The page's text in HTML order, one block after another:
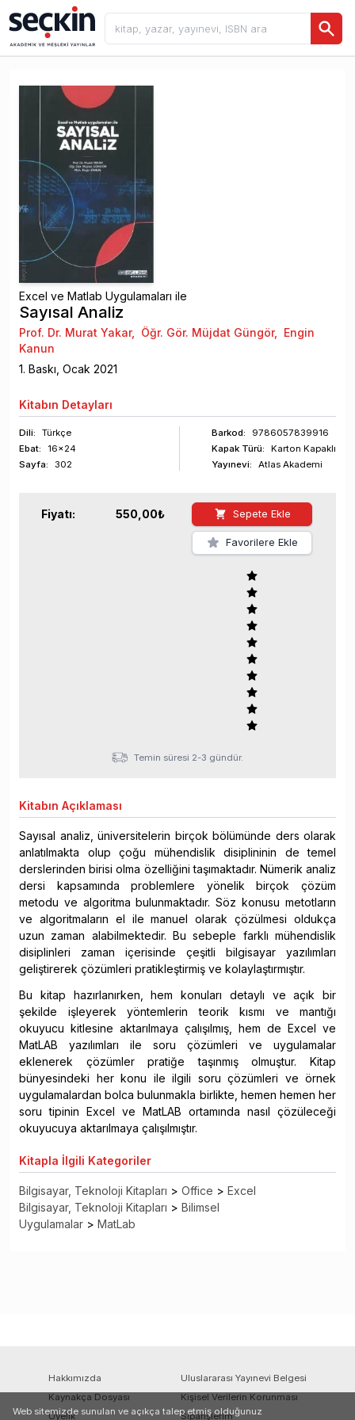
Excel ve Matlab Uygulamaları ile
Sayısal Analiz
Prof. Dr. Murat Yakar, Öğr. Gör. Müjdat Güngör, Engin
Kanun
1. Baskı, Ocak 2021
Kitabın Detayları
Dili:
Türkçe
Ebat:
16x24
Sayfa: 302
Barkod:
9786057839916
Kapak Türü:
Karton Kapaklı
Yayınevi:
Atlas Akademi
Fiyatı: 550,00₺ Sepete Ekle
Favorilere Ekle
Temin süresi 2-3 gündür.
Kitabın Açıklaması
Sayısal analiz, üniversitelerin birçok bölümünde ders olarak
anlatılmakta olup çoğu mühendislik disiplininin de temel
derslerinden birisi olma özelliğini taşımaktadır. Nümerik analiz
dersi kapsamında problemlere yönelik birçok çözüm
metodu ve algoritma bulunmaktadır. Söz konusu metotların
ve algoritmaların el ile manuel olarak çözülmesi oldukça
uzun zaman alabilmektedir. Bu sebeple farklı mühendislik
disiplinleri zaman içerisinde çeşitli bilgisayar yazılımları
geliştirerek çözümleri pratikleştirmiş ve kolaylaştırmıştır.
Bu kitap hazırlanırken, hem konuları detaylı ve açık bir
şekilde işleyerek yöntemlerin teorik kısmı ve mantığı
okuyucu kitlesine aktarılmaya çalışılmış, hem de Excel ve
MatLAB yazılımları ile soru çözümleri ve uygulamalar
eklenerek çözümler pratiğe taşınmış olmuştur. Kitap
bünyesindeki her konu ile ilgili soru çözümleri ve örnek
uygulamalardan bolca bulunmakla birlikte, hemen hemen her
soru tipinin Excel ve MatLAB ortamında nasıl çözüleceği
okuyucuya aktarılmaya çalışılmıştır.
Kitapla İlgili Kategoriler
Bilgisayar, Teknoloji Kitapları > Office > Excel
Bilgisayar, Teknoloji Kitapları > Bilimsel
Uygulamalar > MatLab
Hakkımızda
Uluslararası Yayınevi Belgesi
Kaynakça Dosyası
Kişisel Verilerin Korunması
Üyelik
Siparişlerim
Web sitemizde sunulan ve açıkça talep etmiş olduğunuz